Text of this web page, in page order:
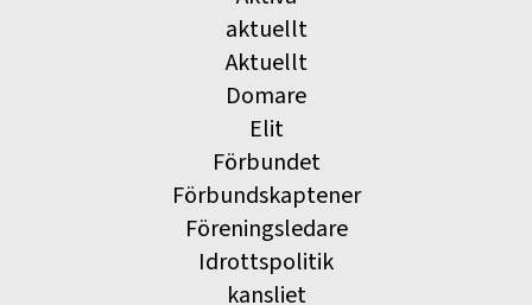
aktuellt
Aktuellt
Domare
Elit
Förbundet
Förbundskaptener
Föreningsledare
Idrottspolitik
kansliet